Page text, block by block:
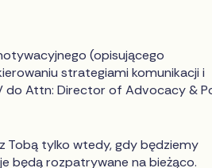
(opisującego
strategiami komunikacji i
Attn: Director of Advocacy &
Tobą tylko wtedy, gdy będziemy
będą rozpatrywane na bieżąco.